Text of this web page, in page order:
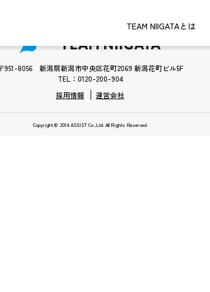
TEAM NIIGATAとは
951-8056 新潟県新潟市中央区花町2069 新潟花町ビル5F
TEL：0120-200-904
採用情報
運営会社
Copyright © 2014 ASSIST Co.,Ltd. All Rights Reserved.